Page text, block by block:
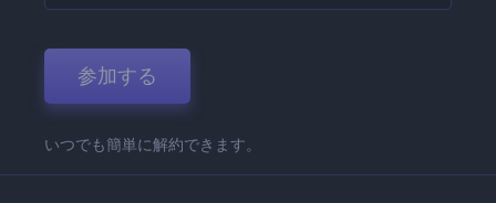
参加する
いつでも簡単に解約できます。